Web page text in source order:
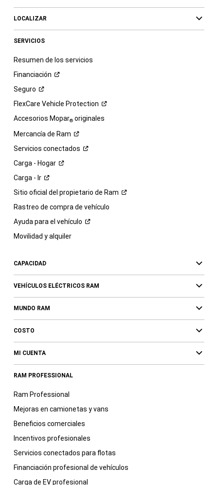
LOCALIZAR
SERVICIOS
Resumen de los servicios
Financiación
Seguro
FlexCare Vehicle Protection
Accesorios Mopar®originales
Mercancía de Ram
Servicios conectados
Carga - Hogar
Carga - Ir
Sitio oficial del propietario de Ram
Rastreo de compra de vehículo
Ayuda para el vehículo
Movilidad y alquiler
CAPACIDAD
VEHÍCULOS ELÉCTRICOS RAM
MUNDO RAM
COSTO
MI CUENTA
RAM PROFESSIONAL
Ram Professional
Mejoras en camionetas y vans
Beneficios comerciales
Incentivos profesionales
Servicios conectados para flotas
Financiación profesional de vehículos
Carga de EV profesional